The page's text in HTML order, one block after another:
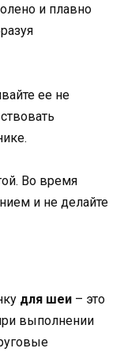
и плавно
ее не
Во время
и не делайте
для шеи – это
выполнении